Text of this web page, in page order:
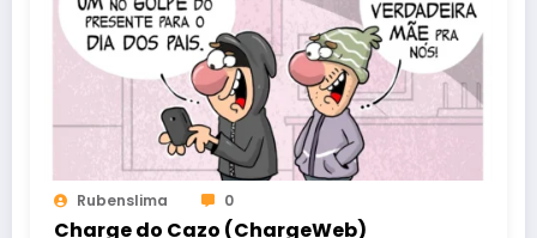
Rubenslima 0
Charge do Cazo (ChargeWeb)